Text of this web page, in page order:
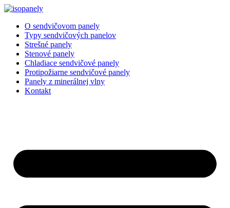
Preskočiť
obsah
O sendvičovom panely
Typy sendvičových panelov
Strešné panely
Stenové panely
Chladiace sendvičové panely
Protipožiarne sendvičové panely
Panely z minerálnej vlny
Kontakt